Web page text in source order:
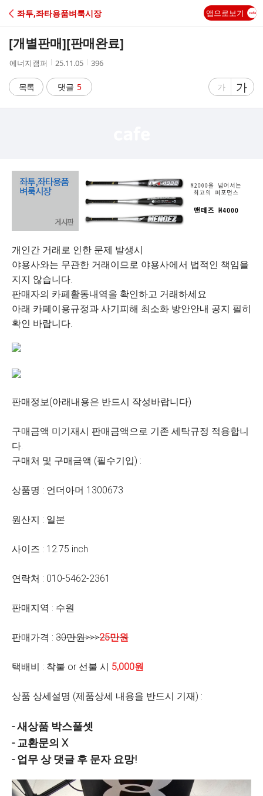
C
A
좌투,좌타용품벼룩시장 앱으로보기
[개별판매][판매완료]
작
자
에너지캠퍼
작
시
간
25.11.05
조
수
396
목록 댓글 5
글
가
글
자
가
개인간 거래로 인한 문제 발생시
야용사와는 무관한 거래이므로 야용사에서 법적인 책임을
지지 않습니다.
판매자의 카페활동내역을 확인하고 거래하세요
아래 카페이용규정과 사기피해 최소화 방안안내 공지 필히
확인 바랍니다.
판매정보(아래내용은 반드시 작성바랍니다)
구매금액 미기재시 판매금액으로 기존 세탁규정 적용합니
다.
구매처 및 구매금액 (필수기입) :
상품명 : 언더아머 1300673
원산지 : 일본
사이즈 : 12.75 inch
연락처 : 010-5462-2361
판매지역 : 수원
판매가격 : 30만원>>>25만원
택배비 : 착불 or 선불 시 5,000원
상품 상세설명 (제품상세 내용을 반드시 기재) :
- 새상품 박스풀셋
- 교환문의 X
- 업무 상 댓글 후 문자 요망!